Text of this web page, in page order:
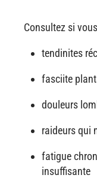
Consultez si
tendinites
fasciite
douleurs
raideurs qui
fatigue
insuffisante